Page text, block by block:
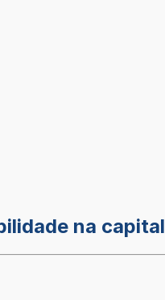
na capital